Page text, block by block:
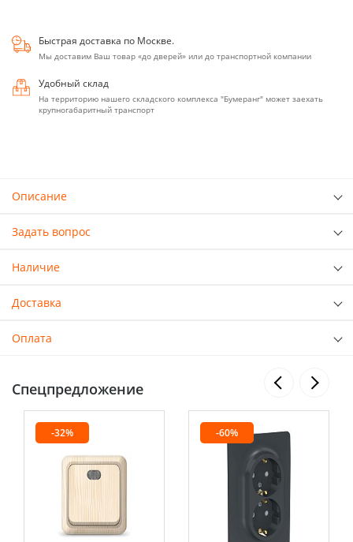
Быстрая доставка по Москве.
Мы доставим Ваш товар «до дверей» или до транспортной компании
Удобный склад
На территорию нашего складского комплекса "Бумеранг" может заехать
крупногабаритный транспорт
Описание
Задать вопрос
Наличие
Доставка
Оплата
Спецпредложение
-32% -60%